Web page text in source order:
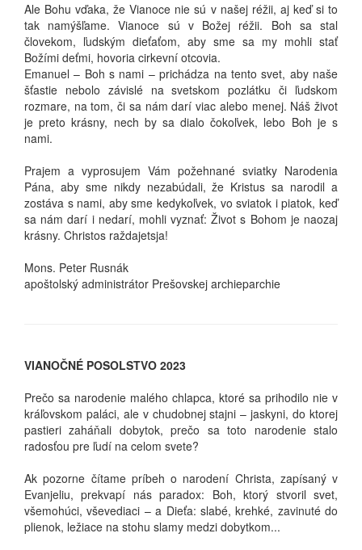
Ale Bohu vďaka, že Vianoce nie sú v našej réžii, aj keď si to
tak namýšľame. Vianoce sú v Božej réžii. Boh sa stal
človekom, ľudským dieťaťom, aby sme sa my mohli stať
Božími deťmi, hovoria cirkevní otcovia.
Emanuel – Boh s nami – prichádza na tento svet, aby naše
šťastie nebolo závislé na svetskom pozlátku či ľudskom
rozmare, na tom, či sa nám darí viac alebo menej. Náš život
je preto krásny, nech by sa dialo čokoľvek, lebo Boh je s
nami.
Prajem a vyprosujem Vám požehnané sviatky Narodenia
Pána, aby sme nikdy nezabúdali, že Kristus sa narodil a
zostáva s nami, aby sme kedykoľvek, vo sviatok i piatok, keď
sa nám darí i nedarí, mohli vyznať: Život s Bohom je naozaj
krásny. Christos raždajetsja!
Mons. Peter Rusnák
apoštolský administrátor Prešovskej archieparchie
VIANOČNÉ POSOLSTVO 2023
Prečo sa narodenie malého chlapca, ktoré sa prihodilo nie v
kráľovskom paláci, ale v chudobnej stajni – jaskyni, do ktorej
pastieri zaháňali dobytok, prečo sa toto narodenie stalo
radosťou pre ľudí na celom svete?
Ak pozorne čítame príbeh o narodení Christa, zapísaný v
Evanjeliu, prekvapí nás paradox: Boh, ktorý stvoril svet,
všemohúci, vševediaci – a Dieťa: slabé, krehké, zavinuté do
plienok, ležiace na stohu slamy medzi dobytkom...